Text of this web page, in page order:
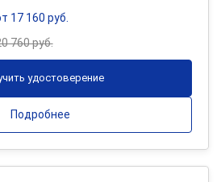
17 160 руб.
760 руб.
удостоверение
Подробнее